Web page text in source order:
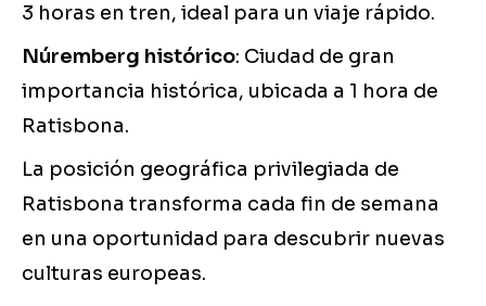
3 horas en tren, ideal para un viaje rápido.
Núremberg histórico: Ciudad de gran
importancia histórica, ubicada a 1 hora de
Ratisbona.
La posición geográfica privilegiada de
Ratisbona transforma cada fin de semana
en una oportunidad para descubrir nuevas
culturas europeas.